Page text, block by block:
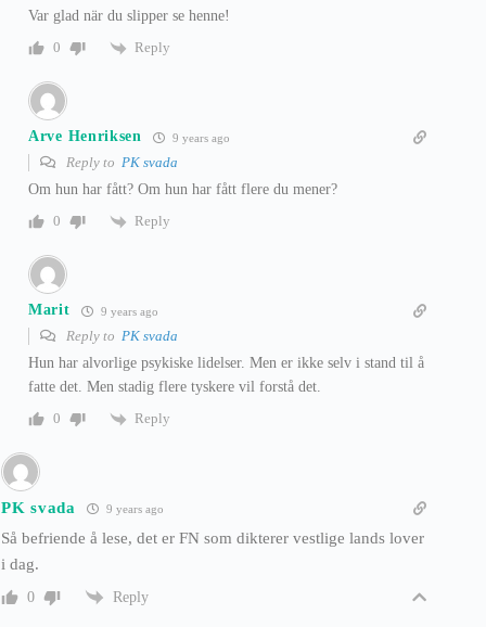
Var glad när du slipper se henne!
0
Reply
Arve Henriksen 9 years ago
Reply to PK svada
Om hun har fått? Om hun har fått flere du mener?
0
Reply
Marit 9 years ago
Reply to PK svada
Hun har alvorlige psykiske lidelser. Men er ikke selv i stand til å
fatte det. Men stadig flere tyskere vil forstå det.
0
Reply
PK svada 9 years ago
Så befriende å lese, det er FN som dikterer vestlige lands lover
i dag.
0 Reply